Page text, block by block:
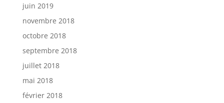
juin 2019
novembre 2018
octobre 2018
septembre 2018
juillet 2018
mai 2018
février 2018